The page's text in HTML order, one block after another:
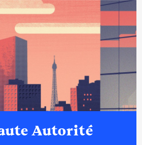
Autorité